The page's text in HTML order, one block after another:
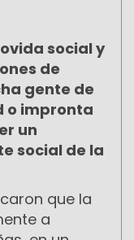
social y
de
gente de
o impronta
un
social de la
que la
a